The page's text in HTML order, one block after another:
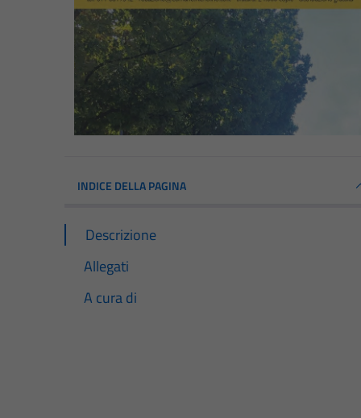
INDICE DELLA PAGINA
Descrizione
Allegati
A cura di